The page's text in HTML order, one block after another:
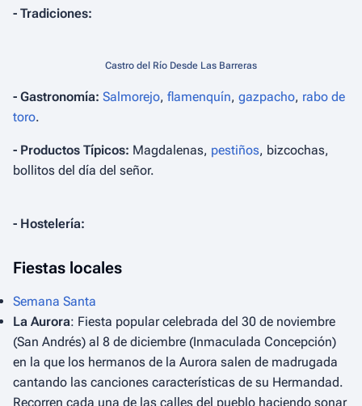
- Tradiciones:
Castro del Río Desde Las Barreras
- Gastronomía: Salmorejo, flamenquín, gazpacho, rabo de
toro.
- Productos Típicos: Magdalenas, pestiños, bizcochas,
bollitos del día del señor.
- Hostelería:
Fiestas locales
Semana Santa
La Aurora: Fiesta popular celebrada del 30 de noviembre
(San Andrés) al 8 de diciembre (Inmaculada Concepción)
en la que los hermanos de la Aurora salen de madrugada
cantando las canciones características de su Hermandad.
Recorren cada una de las calles del pueblo haciendo sonar